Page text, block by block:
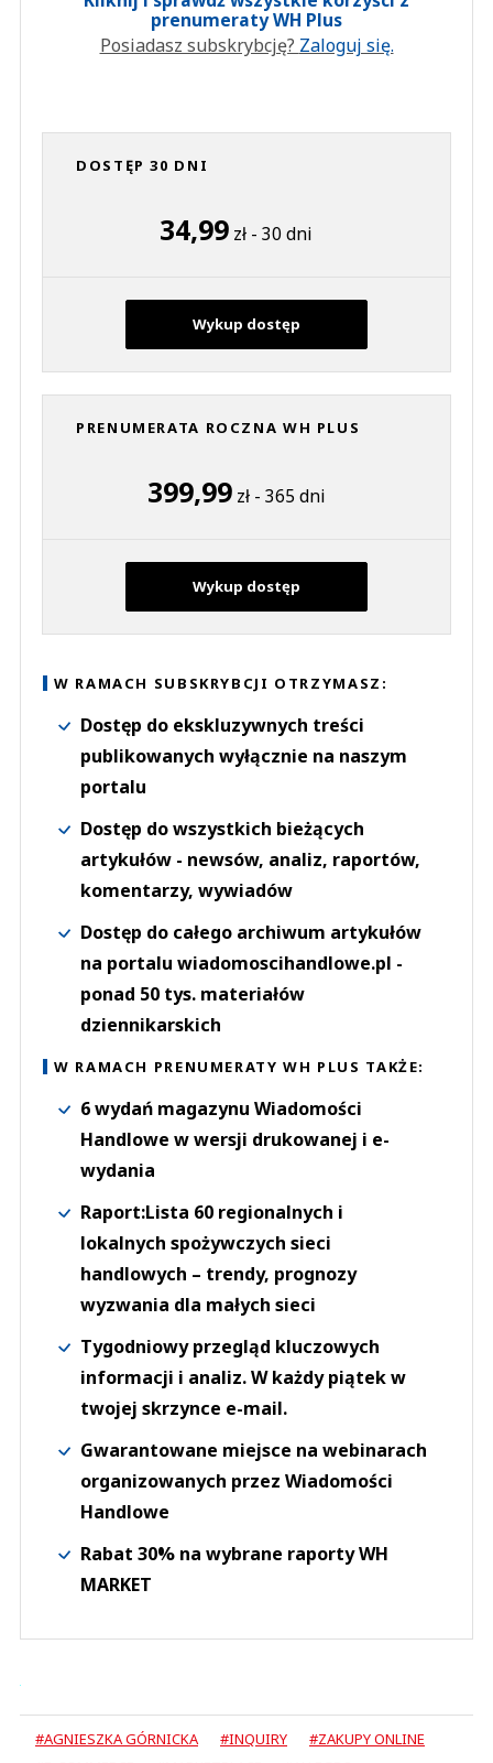
prenumeraty WH Plus
Posiadasz subskrybcję? Zaloguj się.
DOSTĘP 30 DNI
34,99 zł - 30 dni
Wykup dostęp
PRENUMERATA ROCZNA WH PLUS
399,99zł - 365 dni
Wykup dostęp
W RAMACH SUBSKRYBCJI OTRZYMASZ:
Dostęp do ekskluzywnych treści
publikowanych wyłącznie na naszym
portalu
Dostęp do wszystkich bieżących
artykułów - newsów, analiz, raportów,
komentarzy, wywiadów
Dostęp do całego archiwum artykułów
na portalu wiadomoscihandlowe.pl -
ponad 50 tys. materiałów
dziennikarskich
W RAMACH PRENUMERATY WH PLUS TAKŻE:
6 wydań magazynu Wiadomości
Handlowe w wersji drukowanej i e-
wydania
Raport:Lista 60 regionalnych i
lokalnych spożywczych sieci
handlowych – trendy, prognozy
wyzwania dla małych sieci
Tygodniowy przegląd kluczowych
informacji i analiz. W każdy piątek w
twojej skrzynce e-mail.
Gwarantowane miejsce na webinarach
organizowanych przez Wiadomości
Handlowe
Rabat 30% na wybrane raporty WH
MARKET
#AGNIESZKA GÓRNICKA #INQUIRY
#ZAKUPY ONLINE